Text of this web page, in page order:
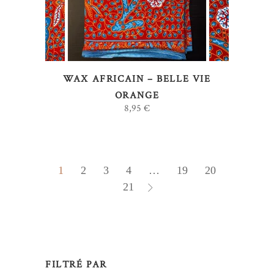
plusieurs
variations.
Les
options
peuvent
WAX AFRICAIN – BELLE VIE
ORANGE
8,95 €
1 2 3 4 … 19
20
21
FILTRÉ PAR